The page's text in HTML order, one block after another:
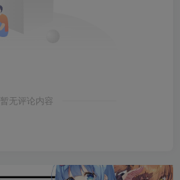
暂无评论内容